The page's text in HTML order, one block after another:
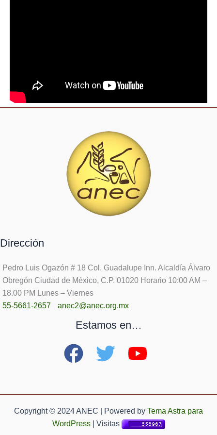
Dirección
Pedro Luis Ogazón # 18 Col. Guadalupe Inn. Alcaldía Álvaro
Obregón Ciudad de México, C.P. 01020 Horario 10:00 AM –
18.00 PM Lunes – Viernes
55-5661-2657
anec2@anec.org.mx
Estamos en…
Copyright © 2024 ANEC | Powered by Tema Astra para
WordPress| Visitas